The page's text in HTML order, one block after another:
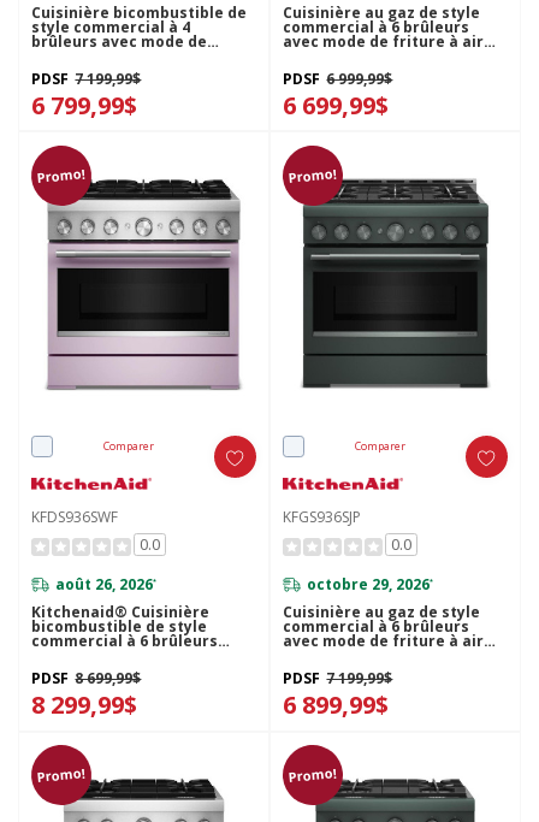
Cuisinière bicombustible de
style commercial à 4
brûleurs avec mode de
préchauffage KitchenAid®
de 30 po KFDS930SBE
PDSF 7 199,99$
6 799,99$
Cuisinière au gaz de style
commercial à 6 brûleurs
avec mode de friture à air
KitchenAid® de 36 po
KFGS936SSS
PDSF 6 999,99$
6 699,99$
Promo!
Comparer
KFDS936SWF
0.0
août 26, 2026*
Kitchenaid® Cuisinière
bicombustible de style
commercial à 6 brûleurs
sans préchauffage de 36 po
KFDS936SWF
PDSF 8 699,99$
8 299,99$
Promo!
Comparer
KFGS936SJP
0.0
octobre 29, 2026*
Cuisinière au gaz de style
commercial à 6 brûleurs
avec mode de friture à air
KitchenAid® de 36 po
KFGS936SJP
PDSF 7 199,99$
6 899,99$
Promo! Promo!